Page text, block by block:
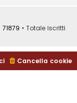
71879 • Totale iscritti
Cancella cookie